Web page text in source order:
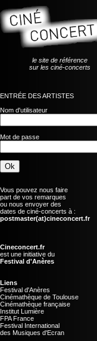
le site de référence
sur les ciné-concerts
ENTRÉE DES ARTISTES
Nom d'utilisateur
Mot de passe
Vous pouvez nous faire
part de vos remarques
ou nous envoyer des
dates de ciné-concerts à :
postmaster(at)cineconcert.fr
Cineconcert.fr
est une initiative du
Festival d'Anères
Liens
Festival d'Anères
Cinémathèque de Toulouse
Cinémathèque française
Institut Lumière
FPA France
Festival International
des Musiques d'Ecran